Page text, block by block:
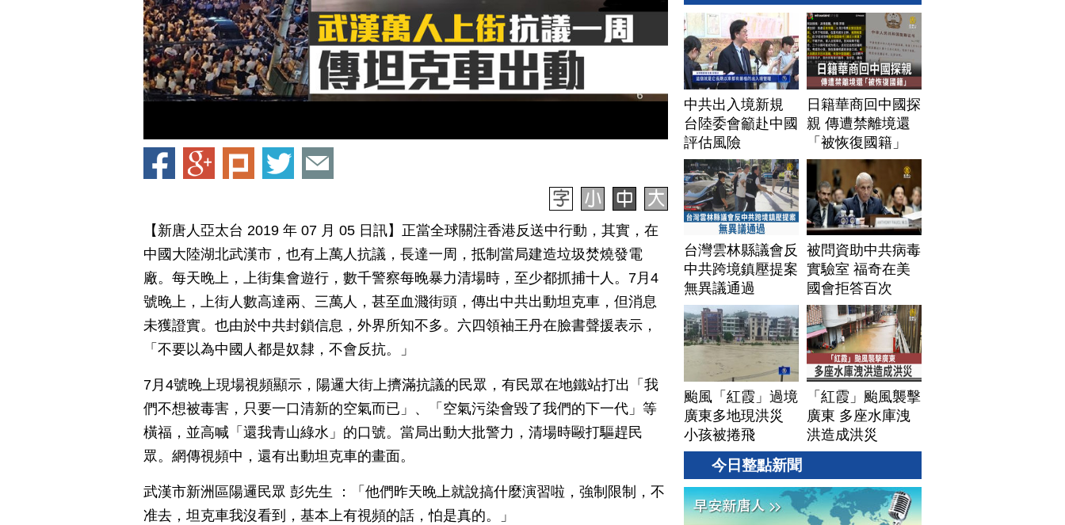
【新唐人亞太台 2019 年 07 月 05 日訊】正當全球關注香港反送中行動，其實，在
中國大陸湖北武漢市，也有上萬人抗議，長達一周，抵制當局建造垃圾焚燒發電
廠。每天晚上，上街集會遊行，數千警察每晚暴力清場時，至少都抓捕十人。7月4
號晚上，上街人數高達兩、三萬人，甚至血濺街頭，傳出中共出動坦克車，但消息
未獲證實。也由於中共封鎖信息，外界所知不多。六四領袖王丹在臉書聲援表示，
「不要以為中國人都是奴隸，不會反抗。」
7月4號晚上現場視頻顯示，陽邏大街上擠滿抗議的民眾，有民眾在地鐵站打出「我
們不想被毒害，只要一口清新的空氣而已」、「空氣污染會毀了我們的下一代」等
橫福，並高喊「還我青山綠水」的口號。當局出動大批警力，清場時毆打驅趕民
眾。網傳視頻中，還有出動坦克車的畫面。
武漢市新洲區陽邏民眾 彭先生 ：「他們昨天晚上就說搞什麼演習啦，強制限制，不
准去，坦克車我沒看到，基本上有視頻的話，怕是真的。」
中共出入境新規
台陸委會籲赴中國
評估風險
日籍華商回中國探
親 傳遭禁離境還
「被恢復國籍」
台灣雲林縣議會反
中共跨境鎮壓提案
無異議通過
被問資助中共病毒
實驗室 福奇在美
國會拒答百次
颱風「紅霞」過境
廣東多地現洪災
小孩被捲飛
「紅霞」颱風襲擊
廣東 多座水庫洩
洪造成洪災
今日整點新聞